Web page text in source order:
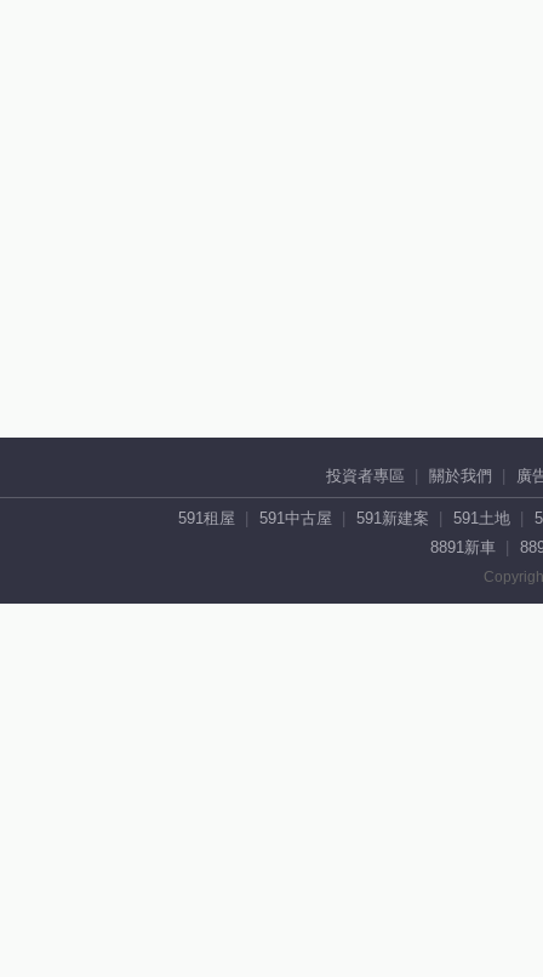
投資者專區 關於我們 廣
591租屋 591中古屋 591新建案 591土地
8891新車